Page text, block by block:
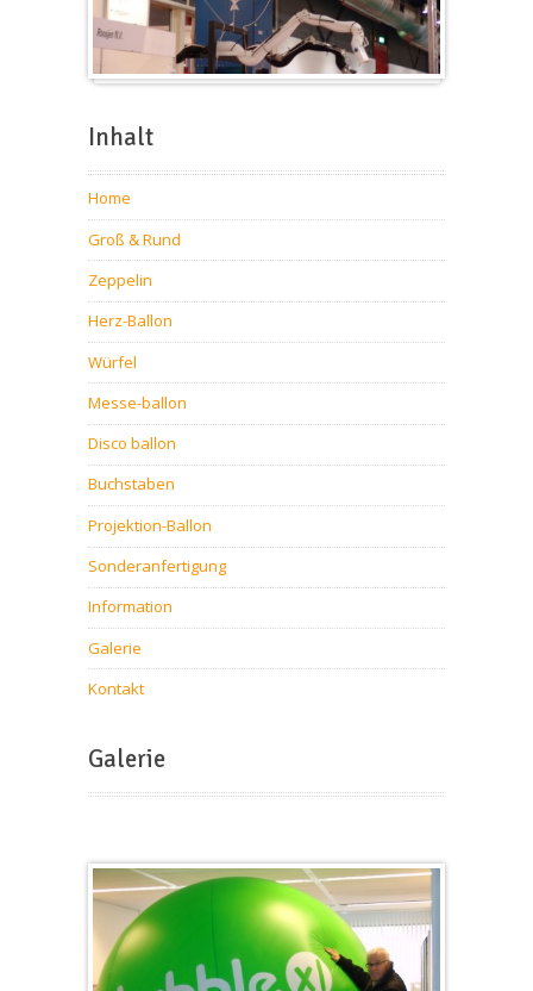
Inhalt
Home
Groß & Rund
Zeppelin
Herz-Ballon
Würfel
Messe-ballon
Disco ballon
Buchstaben
Projektion-Ballon
Sonderanfertigung
Information
Galerie
Kontakt
Galerie